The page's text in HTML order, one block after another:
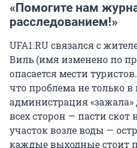
«Помогите нам
расследованием!»
UFA1.RU связался с
Виль (имя изменено по
опасается мести
что проблема не только
администрация
всех сторон — пасти скот
участок возле воды —
каждые выходные стоит